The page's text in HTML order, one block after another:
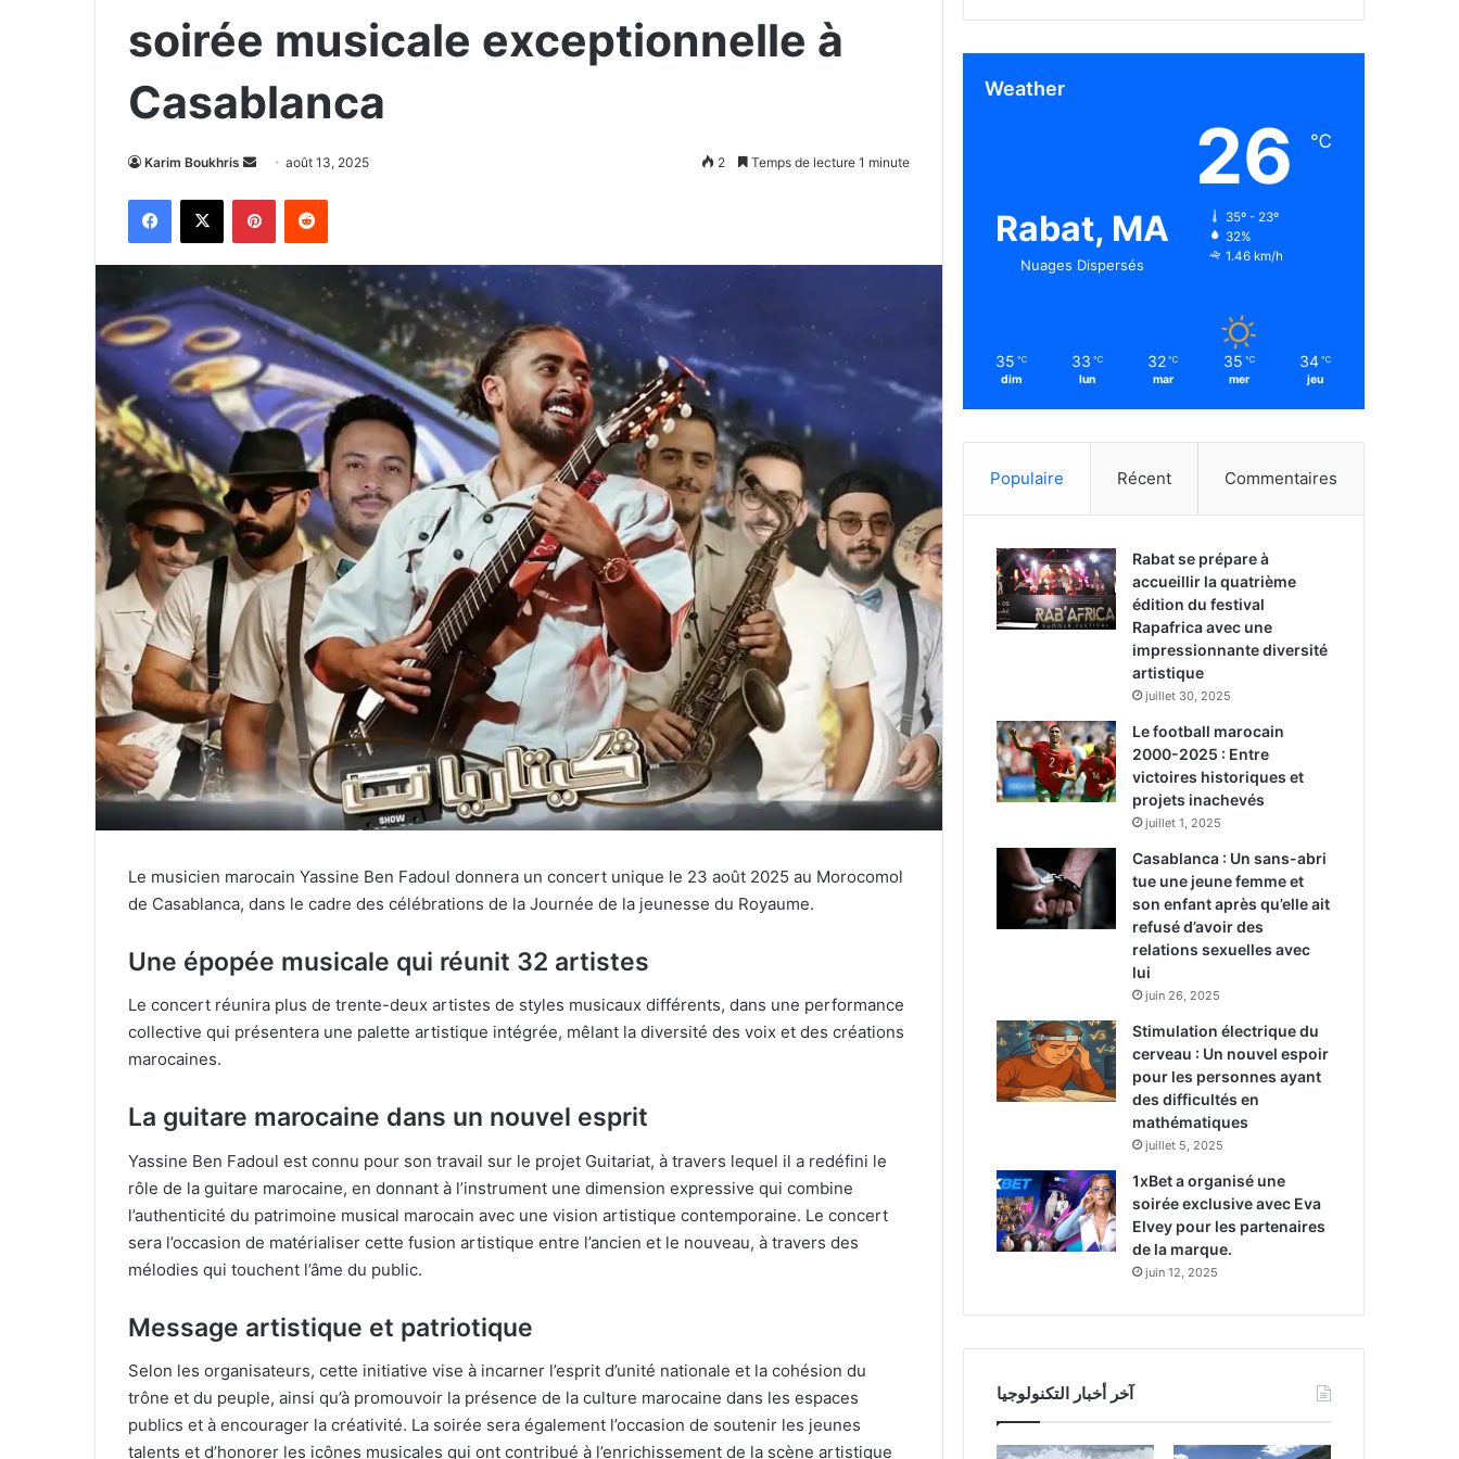
soirée musicale exceptionnelle à
Casablanca
Karim Boukhris
Envoyer
courriel
août 13, 2025 2 Temps de lecture 1 minute
Facebook
X PinterestReddit
Le musicien marocain Yassine Ben Fadoul donnera un concert unique le 23 août 2025 au Morocomol
de Casablanca, dans le cadre des célébrations de la Journée de la jeunesse du Royaume.
Une épopée musicale qui réunit 32 artistes
Le concert réunira plus de trente-deux artistes de styles musicaux différents, dans une performance
collective qui présentera une palette artistique intégrée, mêlant la diversité des voix et des créations
marocaines.
La guitare marocaine dans un nouvel esprit
Yassine Ben Fadoul est connu pour son travail sur le projet Guitariat, à travers lequel il a redéfini le
rôle de la guitare marocaine, en donnant à l’instrument une dimension expressive qui combine
l’authenticité du patrimoine musical marocain avec une vision artistique contemporaine. Le concert
sera l’occasion de matérialiser cette fusion artistique entre l’ancien et le nouveau, à travers des
mélodies qui touchent l’âme du public.
Message artistique et patriotique
Selon les organisateurs, cette initiative vise à incarner l’esprit d’unité nationale et la cohésion du
trône et du peuple, ainsi qu’à promouvoir la présence de la culture marocaine dans les espaces
publics et à encourager la créativité. La soirée sera également l’occasion de soutenir les jeunes
talents et d’honorer les icônes musicales qui ont contribué à l’enrichissement de la scène artistique
Weather
Rabat, MA
Nuages Dispersés
26 ℃
35º - 23º
32%
1.46 km/h
35 ℃
dim
33 ℃
lun
32 ℃
mar
35 ℃
mer
34 ℃
jeu
Populaire Récent Commentaires
Rabat se prépare à
accueillir la quatrième
édition du festival
Rapafrica avec une
impressionnante diversité
artistique
juillet 30, 2025
Le football marocain
2000-2025 : Entre
victoires historiques et
projets inachevés
juillet 1, 2025
Casablanca : Un sans-abri
tue une jeune femme et
son enfant après qu’elle ait
refusé d’avoir des
relations sexuelles avec
lui
juin 26, 2025
Stimulation électrique du
cerveau : Un nouvel espoir
pour les personnes ayant
des difficultés en
mathématiques
juillet 5, 2025
1xBet a organisé une
soirée exclusive avec Eva
Elvey pour les partenaires
de la marque.
juin 12, 2025
آخر أخبار التكنولوجيا